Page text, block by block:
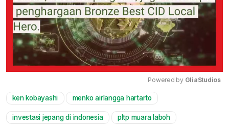
Powered by GliaStudios
ken kobayashi menko airlangga hartarto
investasi jepang di indonesia pltp muara laboh